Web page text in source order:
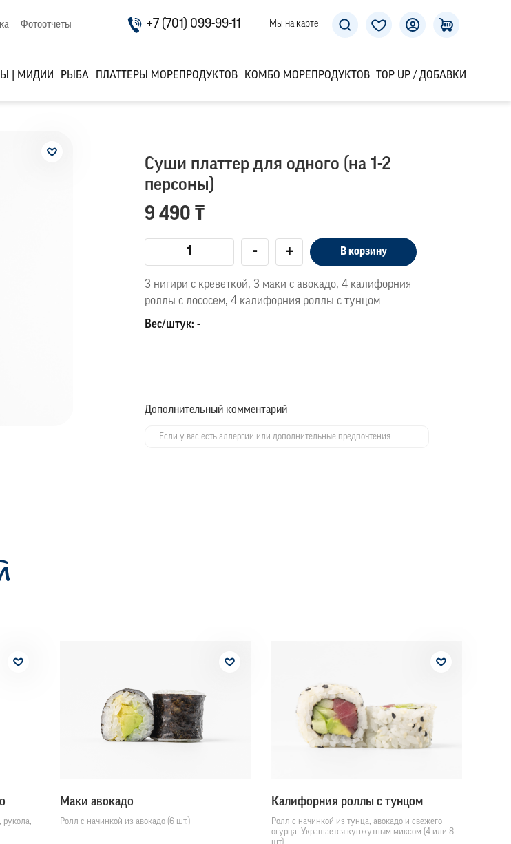
Фотоотчеты +7 (701) 099-99-11 Мы на карте
| МИДИИ РЫБА ПЛАТТЕРЫ МОРЕПРОДУКТОВ КОМБО МОРЕПРОДУКТОВ TOP UP / ДОБАВКИ
Суши платтер для одного (на 1-2
персоны)
9 490 ₸
- + В корзину
3 нигири с креветкой, 3 маки с авокадо, 4 калифорния
роллы с лососем, 4 калифорния роллы с тунцом
Вес/штук: -
Дополнительный комментарий
рукола,
Маки авокадо
Ролл с начинкой из авокадо (6 шт.)
Калифорния роллы с тунцом
Ролл с начинкой из тунца, авокадо и свежего
огурца. Украшается кунжутным миксом (4 или 8